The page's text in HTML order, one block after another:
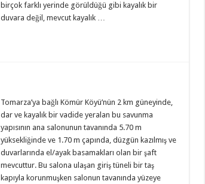
birçok farklı yerinde görüldüğü gibi kayalık bir
duvara değil, mevcut kayalık …
Tomarza’ya bağlı Kömür Köyü’nün 2 km güneyinde,
dar ve kayalık bir vadide yeralan bu savunma
yapısının ana salonunun tavanında 5.70 m
yüksekliğinde ve 1.70 m çapında, düzgün kazılmış ve
duvarlarında el/ayak basamakları olan bir şaft
mevcuttur. Bu salona ulaşan giriş tüneli bir taş
kapıyla korunmuşken salonun tavanında yüzeye